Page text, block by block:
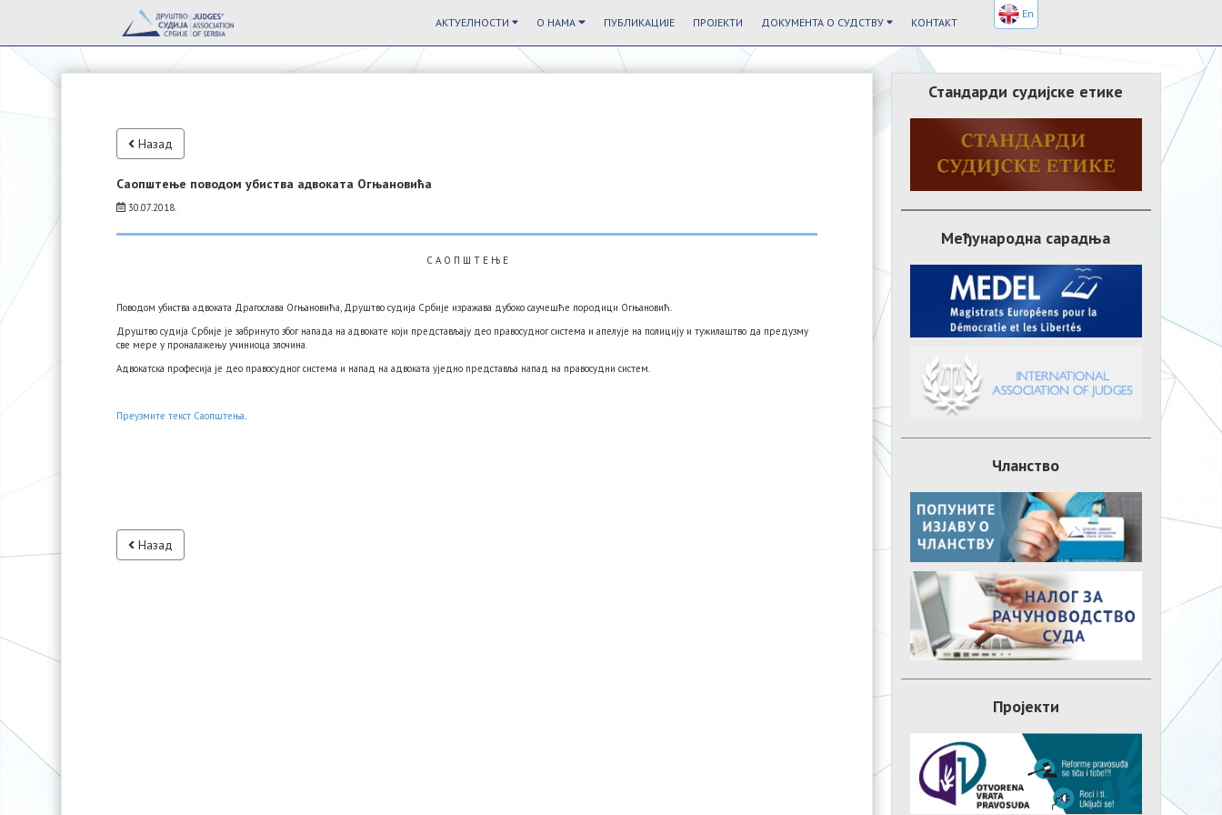
АКТУЕЛНОСТИ О НАМА ПУБЛИКАЦИЈЕ ПРОЈЕКТИ ДОКУМЕНТА О СУДСТВУ КОНТАКТ
Назад
Саопштење поводом убиства адвоката Огњановића
30.07.2018.
С А О П Ш Т Е Њ Е
Поводом убиства адвоката Драгослава Огњановића, Друштво судија Србије изражава дубоко саучешће породици Огњановић.
Друштво судија Србије је забринуто због напада на адвокате који представљају део правосудног система и апелује на полицију и тужилаштво да предузму
све мере у проналажењу учиниоца злочина.
Адвокатска професија је део правосудног система и напад на адвоката уједно представља напад на правосудни систем.
Преузмите текст Саопштења.
Назад
Стандарди судијске етике
Међународна сарадња
Чланство
Пројекти
En